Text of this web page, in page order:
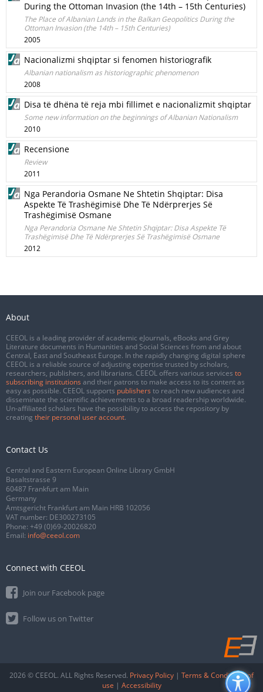
During the Ottoman Invasion (the 14th – 15th Centuries)
The Place of Albanian Lands in the Balkan Geopolitics During the
Ottoman Invasion (the 14th – 15th Centuries)
2005
Nacionalizmi shqiptar si fenomen historiografik
Albanian nationalism as historiographic phenomenon
2008
Disa të dhëna të reja mbi fillimet e nacionalizmit shqiptar
Some new information on the beginnings of Albanian Nationalism
2010
Recensione
Review
2011
Nga Perandoria Osmane Ne Shtetin Shqiptar: Disa
Aspekte Të Trashëgimisë Dhe Të Ndërprerjes Së
Trashëgimisë Osmane
Nga Perandoria Osmane Ne Shtetin Shqiptar: Disa Aspekte Të
Trashëgimisë Dhe Të Ndërprerjes Së Trashëgimisë Osmane
2012
About
CEEOL is a leading provider of academic eJournals, eBooks and Grey
Literature documents in Humanities and Social Sciences from and about
Central, East and Southeast Europe. In the rapidly changing digital sphere
CEEOL is a reliable source of adjusting expertise trusted by scholars,
researchers, publishers, and librarians. CEEOL offers various services to
subscribing institutions and their patrons to make access to its content as
easy as possible. CEEOL supports publishers to reach new audiences and
disseminate the scientific achievements to a broad readership worldwide.
Un-affiliated scholars have the possibility to access the repository by
creating their personal user account.
Contact Us
Central and Eastern European Online Library GmbH
Basaltstrasse 9
60487 Frankfurt am Main
Germany
Amtsgericht Frankfurt am Main HRB 102056
VAT number: DE300273105
Phone: +49 (0)69-20026820
Email: info@ceeol.com
Connect with CEEOL
Join our Facebook page
Follow us on Twitter
2026 © CEEOL. ALL Rights Reserved. Privacy Policy | Terms & Conditions of
use | Accessibility